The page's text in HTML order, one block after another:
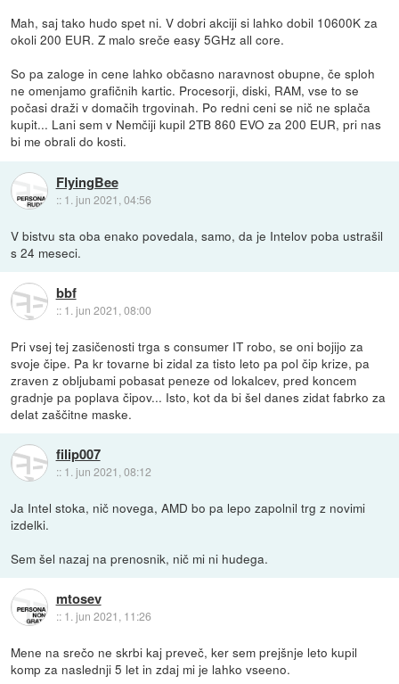
Mah, saj tako hudo spet ni. V dobri akciji si lahko dobil 10600K za
okoli 200 EUR. Z malo sreče easy 5GHz all core.
So pa zaloge in cene lahko občasno naravnost obupne, če sploh
ne omenjamo grafičnih kartic. Procesorji, diski, RAM, vse to se
počasi draži v domačih trgovinah. Po redni ceni se nič ne splača
kupit... Lani sem v Nemčiji kupil 2TB 860 EVO za 200 EUR, pri nas
bi me obrali do kosti.
FlyingBee
:: 1. jun 2021, 04:56
V bistvu sta oba enako povedala, samo, da je Intelov poba ustrašil
s 24 meseci.
bbf
:: 1. jun 2021, 08:00
Pri vsej tej zasičenosti trga s consumer IT robo, se oni bojijo za
svoje čipe. Pa kr tovarne bi zidal za tisto leto pa pol čip krize, pa
zraven z obljubami pobasat peneze od lokalcev, pred koncem
gradnje pa poplava čipov... Isto, kot da bi šel danes zidat fabrko za
delat zaščitne maske.
filip007
:: 1. jun 2021, 08:12
Ja Intel stoka, nič novega, AMD bo pa lepo zapolnil trg z novimi
izdelki.
Sem šel nazaj na prenosnik, nič mi ni hudega.
mtosev
:: 1. jun 2021, 11:26
Mene na srečo ne skrbi kaj preveč, ker sem prejšnje leto kupil
komp za naslednji 5 let in zdaj mi je lahko vseeno.